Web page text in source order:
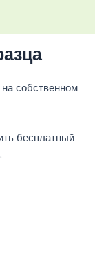
собственном
бесплатный